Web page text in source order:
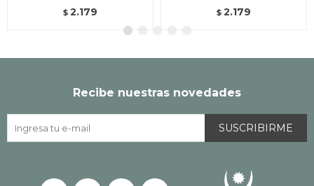
$ 2.179 $ 2.179
Recibe nuestras novedades
SUSCRIBIRME